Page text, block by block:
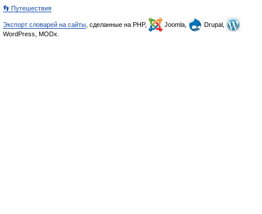
👣 Путешествия
Экспорт словарей на сайты , сделанные на PHP, Joomla,
Drupal,
WordPress, MODx.